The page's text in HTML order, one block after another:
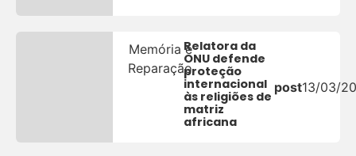
Memória e
Reparação
Relatora da
ONU defende
proteção
internacional
às religiões de
matriz
africana
post13/03/